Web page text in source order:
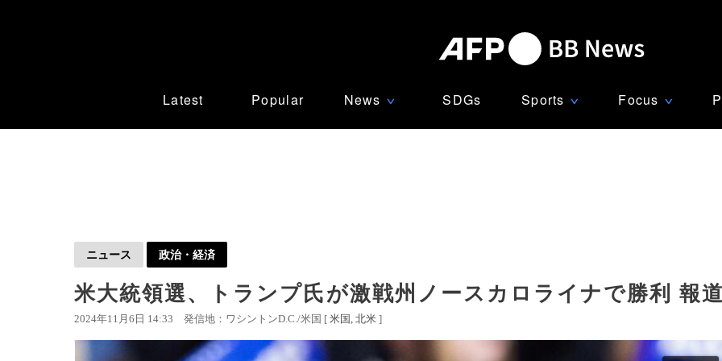
Latest Popular News ∨ SDGs Sports ∨ Focus ∨
ニュース 政治・経済
米大統領選、トランプ氏が激戦州ノースカロライナで勝利 報
2024年11月6日 14:33 発信地：ワシントンD.C./米国 [ 米国 北米 ]